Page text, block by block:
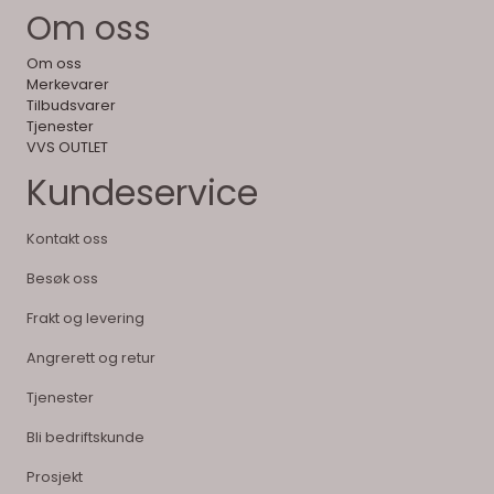
Om oss
Om oss
Merkevarer
Tilbudsvarer
Tjenester
VVS OUTLET
Kundeservice
Kontakt oss
Besøk oss
Frakt og levering
Angrerett og retur
Tjenester
Bli bedriftskunde
Prosjekt